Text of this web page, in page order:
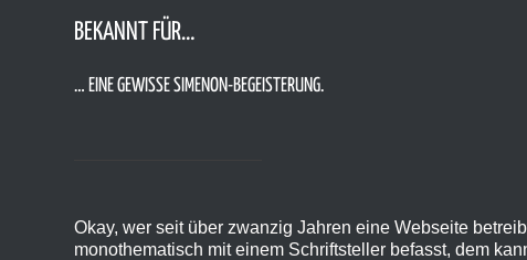
BEKANNT FÜR…
… EINE GEWISSE SIMENON-BEGEISTERUNG.
Okay, wer seit über zwanzig Jahren eine Webseite
monothematisch mit einem Schriftsteller befasst, dem